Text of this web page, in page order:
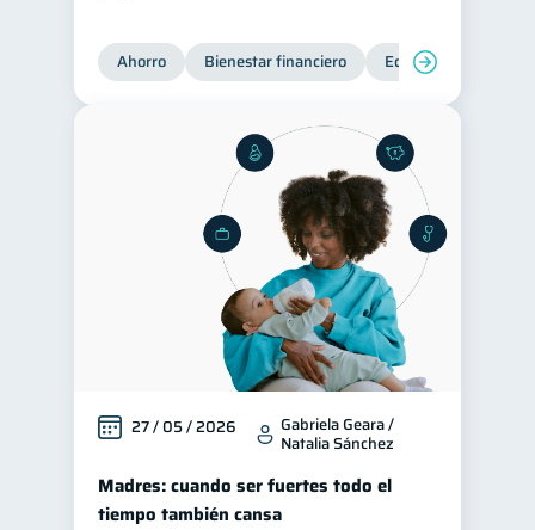
Derechos & Deberes 4
Superintendencia de Bancos 4
Criptomonedas 2
Cuenta Abandonada
Inversiones 2
Finanzas Personales 1
Finanzas en Pareja 1
Educación Financiera 1
Información financiera 1
inversiones 1 ahorro 1
Gasto responsable
Ahorro Bienestar financiero Educación financiera
27 / 05 / 2026 Gabriela Geara /
Natalia Sánchez
Madres: cuando ser fuertes todo el
tiempo también cansa